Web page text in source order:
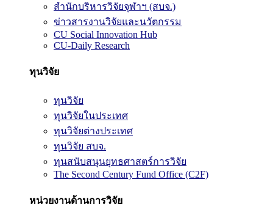
สำนักบริหารวิจัยจุฬาฯ (สบจ.)
ข่าวสารงานวิจัยและนวัตกรรม
CU Social Innovation Hub
CU-Daily Research
ทุนวิจัย
ทุนวิจัย
ทุนวิจัยในประเทศ
ทุนวิจัยต่างประเทศ
ทุนวิจัย สบจ.
ทุนสนับสนุนยุทธศาสตร์การวิจัย
The Second Century Fund Office (C2F)
หน่วยงานด้านการวิจัย